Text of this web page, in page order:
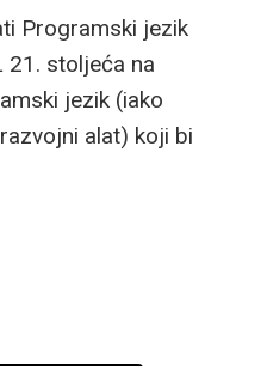
Programski jezik
21. stoljeća na
jezik (iako
alat) koji bi